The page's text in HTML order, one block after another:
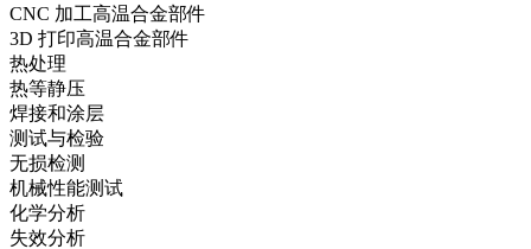
CNC 加工高温合金部件
3D 打印高温合金部件
热处理
热等静压
焊接和涂层
测试与检验
无损检测
机械性能测试
化学分析
失效分析